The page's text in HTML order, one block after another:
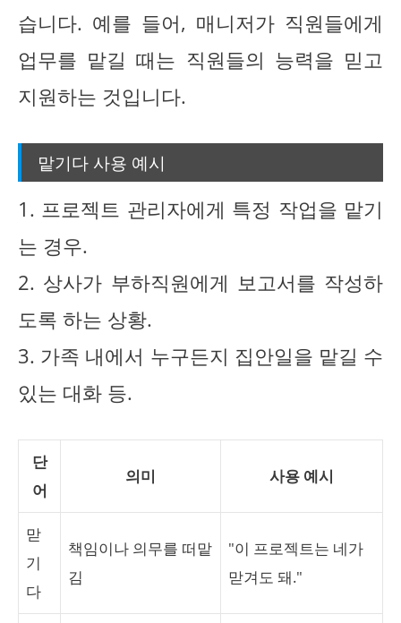
습니다. 예를 들어, 매니저가 직원들에게
업무를 맡길 때는 직원들의 능력을 믿고
지원하는 것입니다.
맡기다 사용 예시
1. 프로젝트 관리자에게 특정 작업을 맡기
는 경우.
2. 상사가 부하직원에게 보고서를 작성하
도록 하는 상황.
3. 가족 내에서 누구든지 집안일을 맡길 수
있는 대화 등.
단
어
의미 사용 예시
맏
기
다
책임이나 의무를 떠맡
김
"이 프로젝트는 네가
맏겨도 돼."